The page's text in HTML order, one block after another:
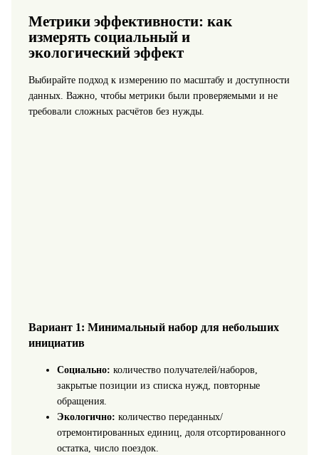
Метрики эффективности: как
измерять социальный и
экологический эффект
Выбирайте подход к измерению по масштабу и доступности
данных. Важно, чтобы метрики были проверяемыми и не
требовали сложных расчётов без нужды.
Вариант 1: Минимальный набор для небольших
инициатив
Социально: количество получателей/наборов,
закрытые позиции из списка нужд, повторные
обращения.
Экологично: количество переданных/
отремонтированных единиц, доля отсортированного
остатка, число поездок.